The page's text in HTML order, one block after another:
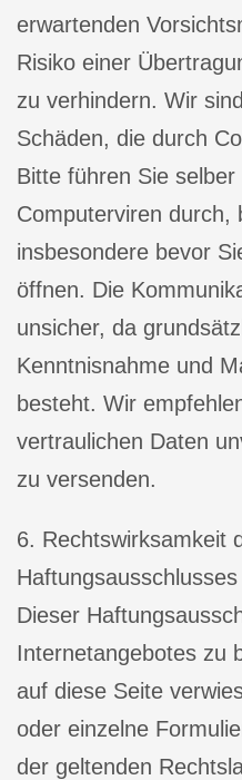
erwartenden
Risiko einer
zu verhindern. Wir
Schäden, die durch
Bitte führen Sie
Computerviren durch,
insbesondere bevor
öffnen. Die
unsicher, da
Kenntnisnahme und
besteht. Wir
vertraulichen Daten
zu versenden.
6. Rechtswirksamkeit
Haftungsausschlusses
Dieser
Internetangebotes zu
auf diese Seite
oder einzelne
der geltenden